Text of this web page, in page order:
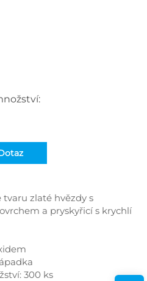
tvaru zlaté hvězdy s
a pryskyřicí s krychlí
300 ks